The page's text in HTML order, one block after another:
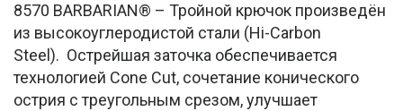
8570 BARBARIAN® – Тройной крючок произведён
из высокоуглеродистой стали (Hi-Carbon
Steel). Острейшая заточка обеспечивается
технологией Cone Cut, сочетание конического
острия с треугольным срезом, улучшает